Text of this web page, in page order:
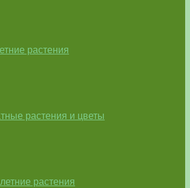
растения
растения и цветы
растения